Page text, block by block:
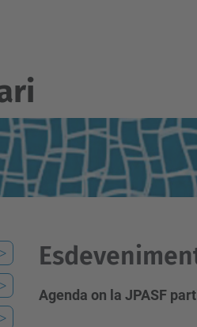
Agenda on la JPASF
>
>
>